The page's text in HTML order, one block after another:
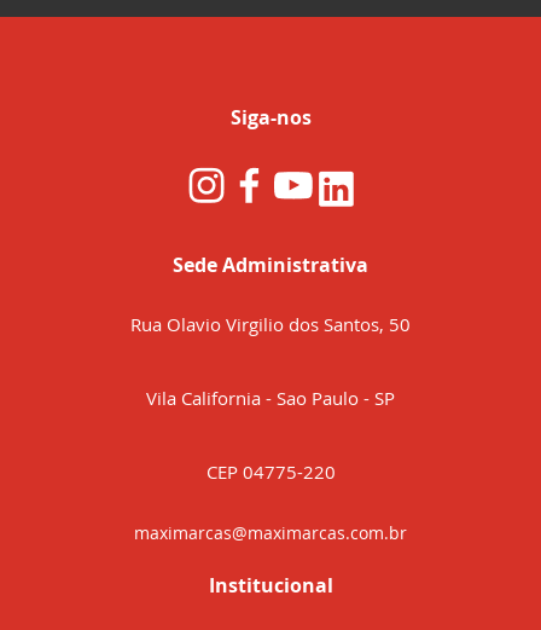
nossa
Siga-nos
Sede Administrativa
Rua Olavio Virgilio dos Santos, 50
Vila California - Sao Paulo - SP
CEP 04775-220
maximarcas@maximarcas.com.br
Institucional